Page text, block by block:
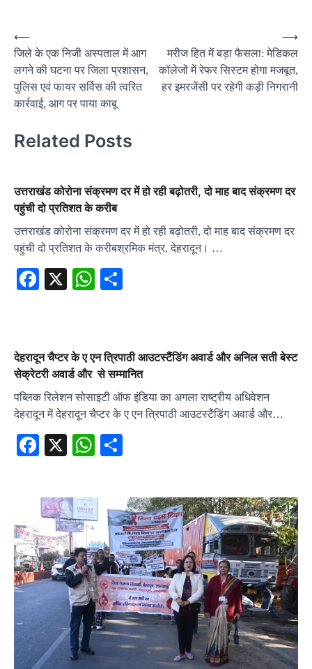
Post
navigation
⟵
जिले के एक निजी अस्पताल में आग
लगने की घटना पर जिला प्रशासन,
पुलिस एवं फायर सर्विस की त्वरित
कार्रवाई, आग पर पाया काबू
मरीज हित में बड़ा फैसला: मेडिकल
कॉलेजों में रेफर सिस्टम होगा मजबूत,
हर इमरजेंसी पर रहेगी कड़ी निगरानी
⟶
Related Posts
उत्तराखंड कोरोना संक्रमण दर में हो रही बढ़ोतरी, दो माह बाद संक्रमण दर
पहुंची दो प्रतिशत के करीब
उत्तराखंड कोरोना संक्रमण दर में हो रही बढ़ोतरी, दो माह बाद संक्रमण दर
पहुंची दो प्रतिशत के करीबश्रमिक मंत्र, देहरादून। …
Facebook
X WhatsApp
देहरादून चैप्टर के ए एन त्रिपाठी आउटस्टैंडिंग अवार्ड और अनिल सती बेस्ट
सेक्रेटरी अवार्ड और से सम्मानित
पब्लिक रिलेशन सोसाइटी ऑफ इंडिया का अगला राष्ट्रीय अधिवेशन
देहरादून में देहरादून चैप्टर के ए एन त्रिपाठी आउटस्टैंडिंग अवार्ड और…
Facebook
X WhatsApp